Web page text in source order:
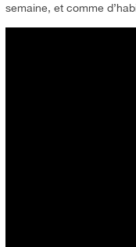
semaine, et comme